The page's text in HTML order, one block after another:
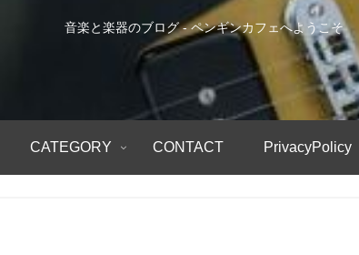
音楽と楽器のブログ - ペンギンカフェへようこそ
CATEGORY CONTACT PrivacyPolicy